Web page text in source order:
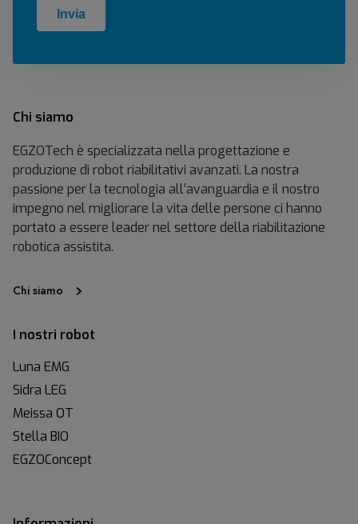
Chi siamo
EGZOTech è specializzata nella progettazione e
produzione di robot riabilitativi avanzati. La nostra
passione per la tecnologia all’avanguardia e il nostro
impegno nel migliorare la vita delle persone ci hanno
portato a essere leader nel settore della riabilitazione
robotica assistita.
Chi siamo
I nostri robot
Luna EMG
Sidra LEG
Meissa OT
Stella BIO
EGZOConcept